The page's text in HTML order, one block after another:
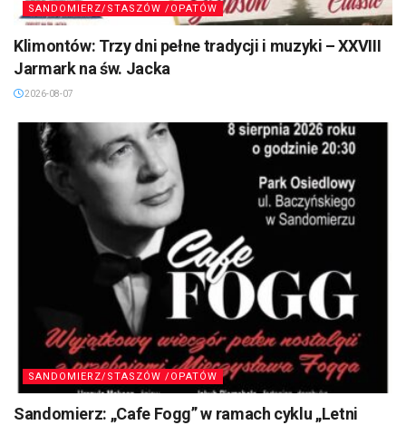
SANDOMIERZ/STASZÓW /OPATÓW
Klimontów: Trzy dni pełne tradycji i muzyki – XXVIII
Jarmark na św. Jacka
2026-08-07
SANDOMIERZ/STASZÓW /OPATÓW
Sandomierz: „Cafe Fogg” w ramach cyklu „Letni